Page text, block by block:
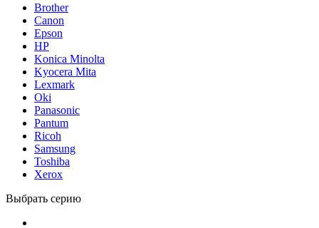
Brother
Canon
Epson
HP
Konica Minolta
Kyocera Mita
Lexmark
Oki
Panasonic
Pantum
Ricoh
Samsung
Toshiba
Xerox
Выбрать серию